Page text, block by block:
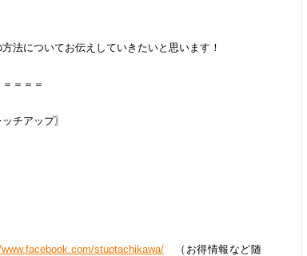
法についてお伝えしていきたいと思います！
＝＝＝
チアップ〗
stuptachikawa/ （お得情報など随